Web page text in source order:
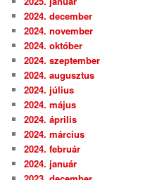
2024. december
2024. november
2024. október
2024. szeptember
2024. augusztus
2024. július
2024. május
2024. április
2024. március
2024. február
2024. január